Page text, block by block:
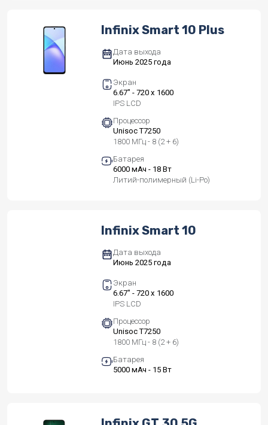
Infinix Smart 10 Plus
Дата выхода
Июнь 2025 года
Экран
6.67" - 720 x 1600
IPS LCD
Процессор
Unisoc T7250
1800 МГц - 8 (2 + 6)
Батарея
6000 мАч - 18 Вт
Литий-полимерный (Li-Po)
Infinix Smart 10
Дата выхода
Июнь 2025 года
Экран
6.67" - 720 x 1600
IPS LCD
Процессор
Unisoc T7250
1800 МГц - 8 (2 + 6)
Батарея
5000 мАч - 15 Вт